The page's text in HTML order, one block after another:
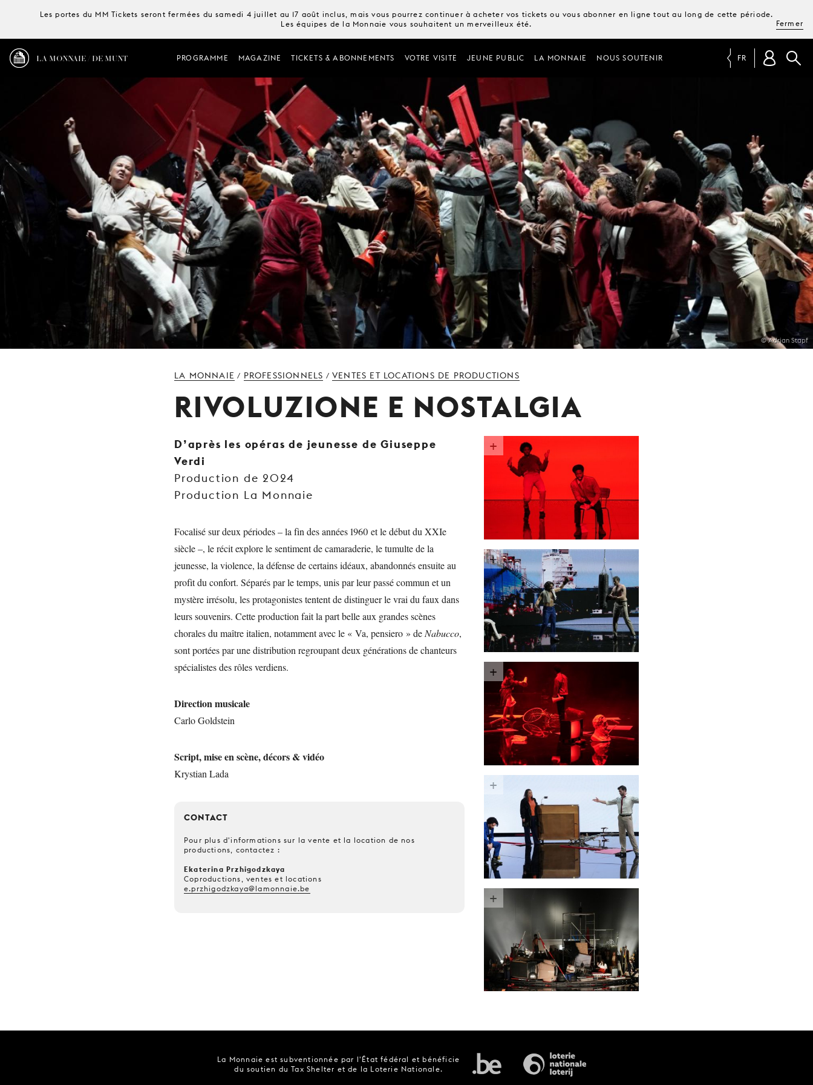
Les portes du MM Tickets seront fermées du samedi 4 juillet au 17 août inclus, mais vous pourrez continuer à acheter vos tickets ou vous abonner en ligne tout au long de cette période.
Les équipes de la Monnaie vous souhaitent un merveilleux été.
Fermer
LA MONNAIE / DE MUNT PROGRAMME MAGAZINE TICKETS & ABONNEMENTS VOTRE VISITE JEUNE PUBLIC LA MONNAIE NOUS SOUTENIR FR
© Adrian Stapf
LA MONNAIE / PROFESSIONNELS /VENTES ET LOCATIONS DE PRODUCTIONS
RIVOLUZIONE E NOSTALGIA
D’après les opéras de jeunesse de Giuseppe
Verdi
Production de 2024
Production La Monnaie
Focalisé sur deux périodes – la fin des années 1960 et le début du XXIe
siècle –, le récit explore le sentiment de camaraderie, le tumulte de la
jeunesse, la violence, la défense de certains idéaux, abandonnés ensuite au
profit du confort. Séparés par le temps, unis par leur passé commun et un
mystère irrésolu, les protagonistes tentent de distinguer le vrai du faux dans
leurs souvenirs. Cette production fait la part belle aux grandes scènes
chorales du maître italien, notamment avec le « Va, pensiero » de Nabucco,
sont portées par une distribution regroupant deux générations de chanteurs
spécialistes des rôles verdiens.
Direction musicale
Carlo Goldstein
Script, mise en scène, décors & vidéo
Krystian Lada
CONTACT
Pour plus d'informations sur la vente et la location de nos
productions, contactez :
Ekaterina Przhigodzkaya
Coproductions, ventes et locations
e.przhigodzkaya@lamonnaie.be
La Monnaie est subventionnée par l'État fédéral et bénéficie
du soutien du Tax Shelter et de la Loterie Nationale.